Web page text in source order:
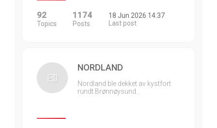
92
Topics
1174
Posts
18 Jun 2026 14:37
Last post
NORDLAND
Nordland ble dekket av kystfort
rundt Brønnøysund…